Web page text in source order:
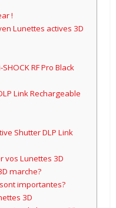
!
Lunettes actives 3D
RF Pro Black
Link Rechargeable
Shutter DLP Link
vos Lunettes 3D
marche?
importantes?
3D